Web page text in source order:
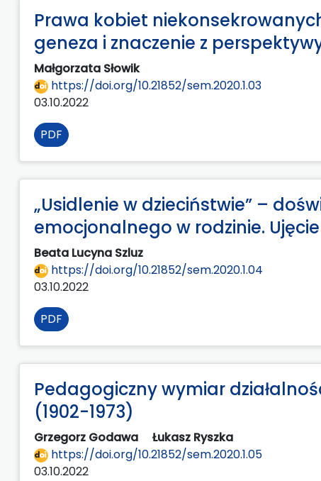
Prawa kobiet
geneza i znaczenie z
Małgorzata Słowik
https://doi.org/10.21852/sem.2020.1.03
03.10.2022
PDF
„Usidlenie w dzieciństwie” –
emocjonalnego w rodzinie.
Beata Lucyna Szluz
https://doi.org/10.21852/sem.2020.1.04
03.10.2022
PDF
Pedagogiczny wymiar
(1902-1973)
Grzegorz Godawa Łukasz Ryszka
https://doi.org/10.21852/sem.2020.1.05
03.10.2022